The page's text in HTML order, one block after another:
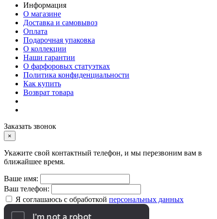
Информация
О магазине
Доставка и самовывоз
Оплата
Подарочная упаковка
О коллекции
Наши гарантии
О фарфоровых статуэтках
Политика конфиденциальности
Как купить
Возврат товара
Заказать звонок
×
Укажите свой контактный телефон, и мы перезвоним вам в
ближайшее время.
Ваше имя:
Ваш телефон:
Я соглашаюсь с обработкой персональных данных